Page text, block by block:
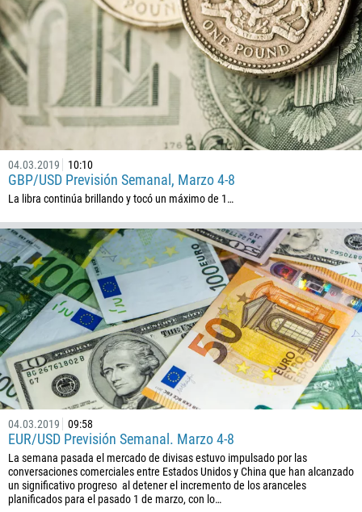
04.03.2019 10:10
GBP/USD Previsión Semanal, Marzo 4-8
La libra continúa brillando y tocó un máximo de 1…
04.03.2019 09:58
EUR/USD Previsión Semanal. Marzo 4-8
La semana pasada el mercado de divisas estuvo impulsado por las
conversaciones comerciales entre Estados Unidos y China que han alcanzado
un significativo progreso al detener el incremento de los aranceles
planificados para el pasado 1 de marzo, con lo…
673
359
855
237
238
1345
236
235
56
86
61
61
57
269
242
243
682
506